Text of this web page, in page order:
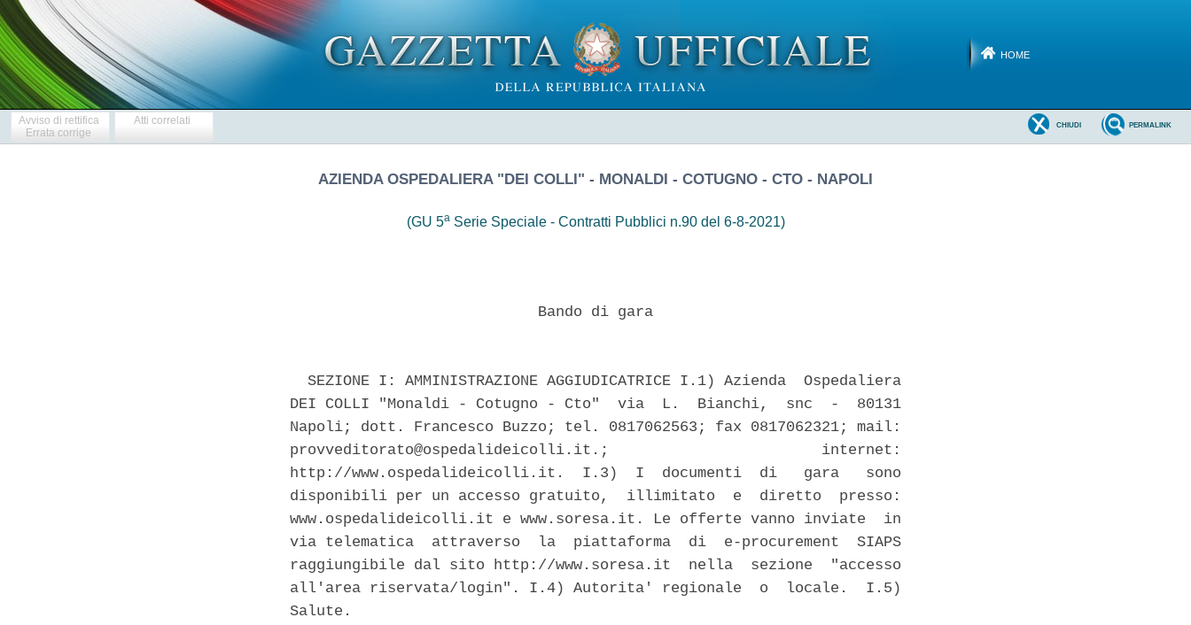
HOME
Avviso di rettifica
Errata corrige
Atti correlati PERMALINK
CHIUDI
AZIENDA OSPEDALIERA "DEI COLLI" - MONALDI - COTUGNO - CTO - NAPOLI
(GU 5aSerie Speciale - Contratti Pubblici n.90 del 6-8-2021)
                            Bando di gara
  SEZIONE I: AMMINISTRAZIONE AGGIUDICATRICE I.1) Azienda  Ospedaliera
DEI COLLI "Monaldi - Cotugno - Cto"  via  L.  Bianchi,  snc  -  80131
Napoli; dott. Francesco Buzzo; tel. 0817062563; fax 0817062321; mail:
provveditorato@ospedalideicolli.it.;                        internet:
http://www.ospedalideicolli.it.  I.3)  I  documenti  di   gara   sono
disponibili per un accesso gratuito,  illimitato  e  diretto  presso:
www.ospedalideicolli.it e www.soresa.it. Le offerte vanno inviate  in
via telematica  attraverso  la  piattaforma  di  e-procurement  SIAPS
raggiungibile dal sito http://www.soresa.it  nella  sezione  "accesso
all'area riservata/login". I.4) Autorita' regionale  o  locale.  I.5)
Salute.